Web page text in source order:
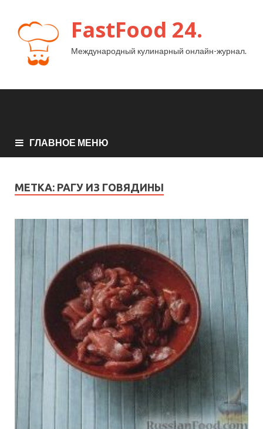
FastFood 24.
Международный кулинарный онлайн-журнал.
ГЛАВНОЕ МЕНЮ
МЕТКА: РАГУ ИЗ ГОВЯДИНЫ